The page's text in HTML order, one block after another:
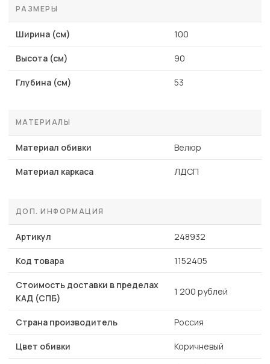
РАЗМЕРЫ
Ширина (см) 100
Высота (см) 90
Глубина (см) 53
МАТЕРИАЛЫ
Материал обивки Велюр
Материал каркаса ЛДСП
ДОП. ИНФОРМАЦИЯ
Артикул 248932
Код товара 1152405
Стоимость доставки в пределах
КАД (СПБ)
1 200 рублей
Страна производитель Россия
Цвет обивки Коричневый